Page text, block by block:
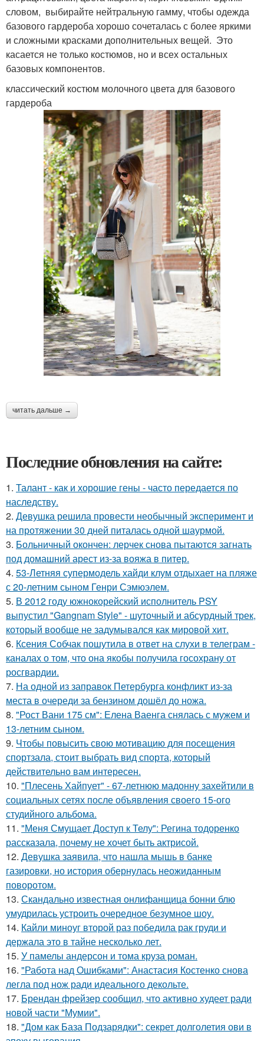
словом, выбирайте нейтральную гамму, чтобы одежда
базового гардероба хорошо сочеталась с более яркими
и сложными красками дополнительных вещей. Это
касается не только костюмов, но и всех остальных
базовых компонентов.
классический костюм молочного цвета для базового
гардероба
читать дальше →
Последние обновления на сайте:
1. Талант - как и хорошие гены - часто передается по
наследству.
2. Девушка решила провести необычный эксперимент и
на протяжении 30 дней питалась одной шаурмой.
3. Больничный окончен: лерчек снова пытаются загнать
под домашний арест из-за вояжа в питер.
4. 53-Летняя супермодель хайди клум отдыхает на пляже
с 20-летним сыном Генри Сэмюэлем.
5. В 2012 году южнокорейский исполнитель PSY
выпустил "Gangnam Style" - шуточный и абсурдный трек,
который вообще не задумывался как мировой хит.
6. Ксения Собчак пошутила в ответ на слухи в телеграм -
каналах о том, что она якобы получила госохрану от
росгвардии.
7. На одной из заправок Петербурга конфликт из-за
места в очереди за бензином дошёл до ножа.
8. "Рост Вани 175 см": Елена Ваенга снялась с мужем и
13-летним сыном.
9. Чтобы повысить свою мотивацию для посещения
спортзала, стоит выбрать вид спорта, который
действительно вам интересен.
10. "Плесень Хайпует" - 67-летнюю мадонну захейтили в
социальных сетях после объявления своего 15-ого
студийного альбома.
11. "Меня Смущает Доступ к Телу": Регина тодоренко
рассказала, почему не хочет быть актрисой.
12. Девушка заявила, что нашла мышь в банке
газировки, но история обернулась неожиданным
поворотом.
13. Скандально известная онлифанщица бонни блю
умудрилась устроить очередное безумное шоу.
14. Кайли миноуг второй раз победила рак груди и
держала это в тайне несколько лет.
15. У памелы андерсон и тома круза роман.
16. "Работа над Ошибками": Анастасия Костенко снова
легла под нож ради идеального декольте.
17. Брендан фрейзер сообщил, что активно худеет ради
новой части "Мумии".
18. "Дом как База Подзарядки": секрет долголетия ови в